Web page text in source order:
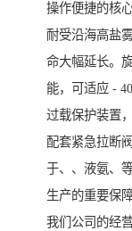
操作便捷的核
耐受沿海高盐
命大幅延长。
能，可适应 -
过载保护装置
配套紧急拉断
于、、液氨、
生产的重要保障
我们公司的经